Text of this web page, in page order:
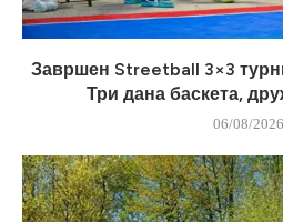
Завршен Streetball 3×3
Три дана баскета,
06/08/2026